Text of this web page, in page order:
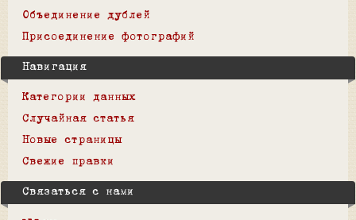
Объединение дублей
Присоединение фотографий
Навигация
Категории данных
Случайная статья
Новые страницы
Свежие правки
Связаться с нами